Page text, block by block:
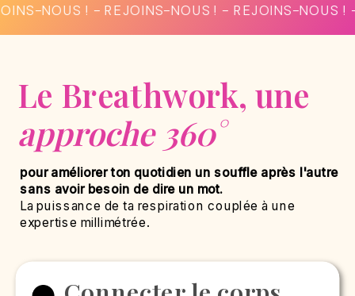
! - REJOINS-NOUS ! - REJOINS-NOUS ! -
pour améliorer ton quotidien un souffle après l'autre
sans avoir besoin de dire un mot.
La puissance de ta respiration couplée à une
expertise millimétrée.
Le Breathwork, une
approche 360°